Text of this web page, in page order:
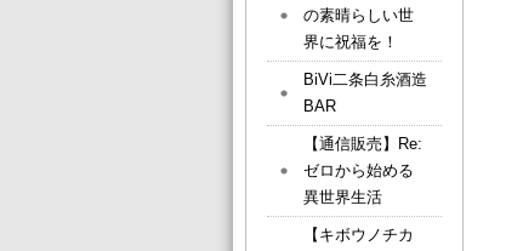
の素晴らしい世
界に祝福を！
BiVi二条白糸酒造
BAR
【通信販売】Re:
ゼロから始める
異世界生活
【キボウノチカ